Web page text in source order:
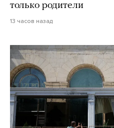
только родители
13 часов назад